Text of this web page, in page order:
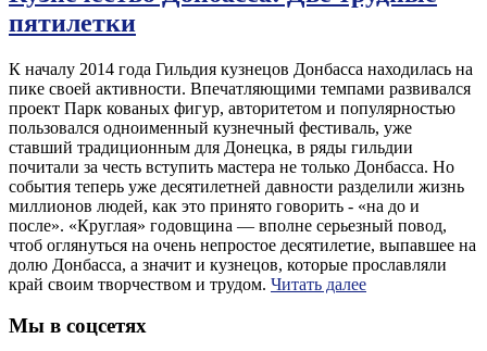
пятилетки
К началу 2014 года Гильдия кузнецов Донбасса находилась на
пике своей активности. Впечатляющими темпами развивался
проект Парк кованых фигур, авторитетом и популярностью
пользовался одноименный кузнечный фестиваль, уже
ставший традиционным для Донецка, в ряды гильдии
почитали за честь вступить мастера не только Донбасса. Но
события теперь уже десятилетней давности разделили жизнь
миллионов людей, как это принято говорить - «на до и
после». «Круглая» годовщина — вполне серьезный повод,
чтоб оглянуться на очень непростое десятилетие, выпавшее на
долю Донбасса, а значит и кузнецов, которые прославляли
край своим творчеством и трудом. Читать далее
Мы в соцсетях